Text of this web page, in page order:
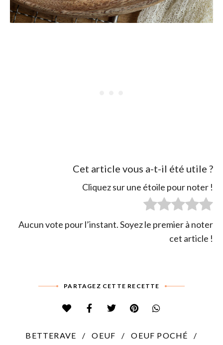
Cet article vous a-t-il été utile ?
Cliquez sur une étoile pour noter !
Aucun vote pour l’instant. Soyez le premier à noter
cet article !
PARTAGEZ CETTE RECETTE
BETTERAVE OEUF
OEUF POCHÉ